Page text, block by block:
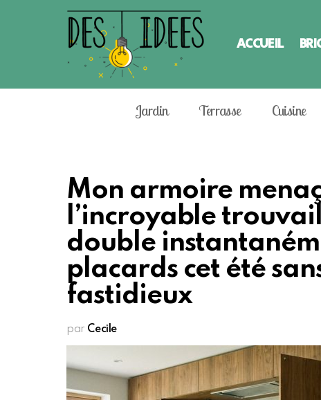
ACCUEIL
Jardin Terrasse Cuisine
Mon armoire
l’incroyable
double
placards cet été
fastidieux
par Cecile